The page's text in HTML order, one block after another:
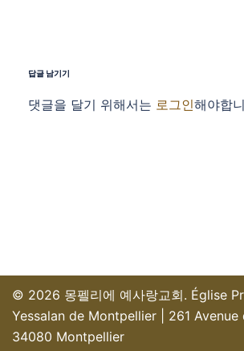
답글 남기기
댓글을 달기 위해서는 로그인해야합
© 2026 몽펠리에 예사랑교회. Église
Yessalan de Montpellier | 261 Avenue
34080 Montpellier